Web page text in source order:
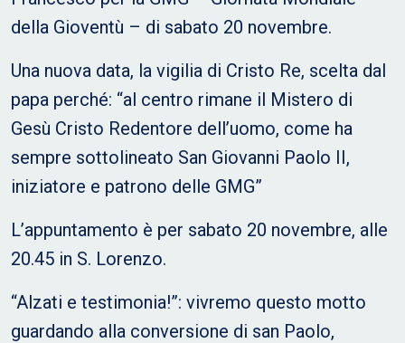
della Gioventù – di sabato 20 novembre.
Una nuova data, la vigilia di Cristo Re, scelta dal
papa perché: “al centro rimane il Mistero di
Gesù Cristo Redentore dell’uomo, come ha
sempre sottolineato San Giovanni Paolo II,
iniziatore e patrono delle GMG”
L’appuntamento è per sabato 20 novembre, alle
20.45 in S. Lorenzo.
“Alzati e testimonia!”: vivremo questo motto
guardando alla conversione di san Paolo,